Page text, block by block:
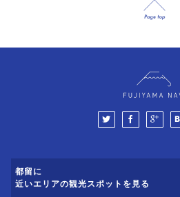
都留に
近いエリアの観光スポットを見る